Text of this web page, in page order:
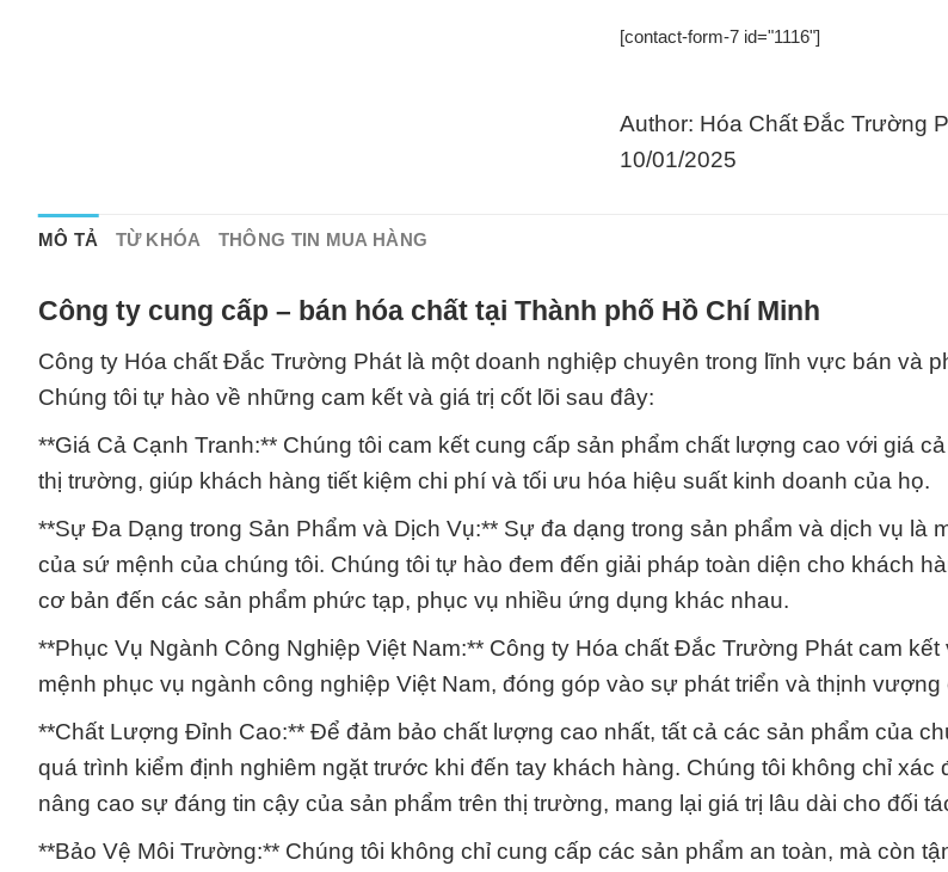
[contact-form-7 id="1116"]
Author: Hóa Chất Đắc Trường
10/01/2025
MÔ TẢ TỪ KHÓA THÔNG TIN MUA HÀNG
Công ty cung cấp – bán hóa chất tại Thành phố Hồ Chí Minh
Công ty Hóa chất Đắc Trường Phát là một doanh nghiệp chuyên trong lĩnh vực bán và
Chúng tôi tự hào về những cam kết và giá trị cốt lõi sau đây:
**Giá Cả Cạnh Tranh:** Chúng tôi cam kết cung cấp sản phẩm chất lượng cao với giá
thị trường, giúp khách hàng tiết kiệm chi phí và tối ưu hóa hiệu suất kinh doanh của họ.
**Sự Đa Dạng trong Sản Phẩm và Dịch Vụ:** Sự đa dạng trong sản phẩm và dịch vụ là
của sứ mệnh của chúng tôi. Chúng tôi tự hào đem đến giải pháp toàn diện cho khách
cơ bản đến các sản phẩm phức tạp, phục vụ nhiều ứng dụng khác nhau.
**Phục Vụ Ngành Công Nghiệp Việt Nam:** Công ty Hóa chất Đắc Trường Phát cam
mệnh phục vụ ngành công nghiệp Việt Nam, đóng góp vào sự phát triển và thịnh
**Chất Lượng Đỉnh Cao:** Để đảm bảo chất lượng cao nhất, tất cả các sản phẩm của
quá trình kiểm định nghiêm ngặt trước khi đến tay khách hàng. Chúng tôi không chỉ xác
nâng cao sự đáng tin cậy của sản phẩm trên thị trường, mang lại giá trị lâu dài cho đối
**Bảo Vệ Môi Trường:** Chúng tôi không chỉ cung cấp các sản phẩm an toàn, mà còn